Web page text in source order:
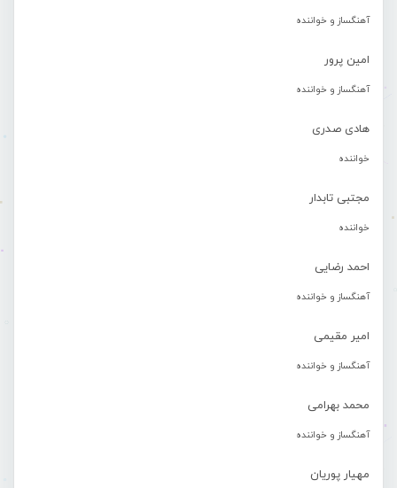
آهنگساز و خواننده
امین پرور
آهنگساز و خواننده
هادی صدری
خواننده
مجتبی تابدار
خواننده
احمد رضایی
آهنگساز و خواننده
امیر مقیمی
آهنگساز و خواننده
محمد بهرامی
آهنگساز و خواننده
مهیار پوریان